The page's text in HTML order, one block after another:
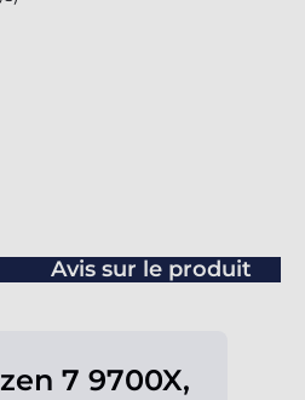
Avis sur le produit
7 9700X,